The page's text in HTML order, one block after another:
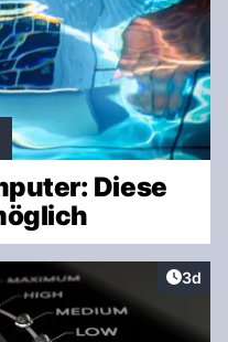
Diese
3d